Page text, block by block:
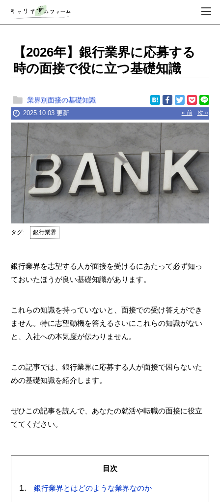
【2026年】銀行業界に応募する
時の面接で役に立つ基礎知識
業界別面接の基礎知識
2025.10.03 更新 次 »
« 前
銀行業界
銀行業界を志望する人が面接を受けるにあたって必ず知っ
ておいたほうが良い基礎知識があります。
これらの知識を持っていないと、面接での受け答えができ
ません。特に志望動機を答えるさいにこれらの知識がない
と、入社への本気度が伝わりません。
この記事では、銀行業界に応募する人が面接で困らないた
めの基礎知識を紹介します。
ぜひこの記事を読んで、あなたの就活や転職の面接に役立
ててください。
目次
銀行業界とはどのような業界なのか